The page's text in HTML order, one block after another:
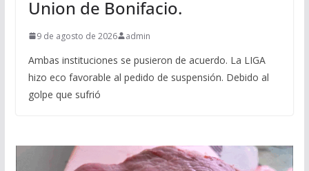
Union de Bonifacio.
9 de agosto de 2026 admin
Ambas instituciones se pusieron de acuerdo. La LIGA
hizo eco favorable al pedido de suspensión. Debido al
golpe que sufrió